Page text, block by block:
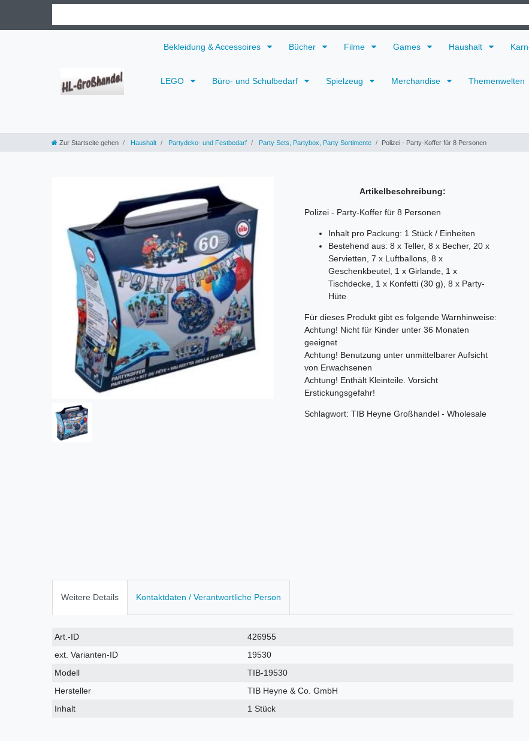
Bekleidung & Accessoires Bücher Filme Games Haushalt
LEGO Büro- und Schulbedarf Spielzeug Merchandise Themenwelten
Zur Startseite gehen Haushalt Partydeko- und Festbedarf Party Sets, Partybox, Party Sortimente Polizei - Party-Koffer für 8 Personen
Artikelbeschreibung:
Polizei - Party-Koffer für 8 Personen
Inhalt pro Packung: 1 Stück / Einheiten
Bestehend aus: 8 x Teller, 8 x Becher, 20 x
Servietten, 7 x Luftballons, 8 x
Geschenkbeutel, 1 x Girlande, 1 x
Tischdecke, 1 x Konfetti (30 g), 8 x Party-
Hüte
Für dieses Produkt gibt es folgende Warnhinweise:
Achtung! Nicht für Kinder unter 36 Monaten
geeignet
Achtung! Benutzung unter unmittelbarer Aufsicht
von Erwachsenen
Achtung! Enthält Kleinteile. Vorsicht
Erstickungsgefahr!
Schlagwort: TIB Heyne Großhandel - Wholesale
Weitere Details Kontaktdaten / Verantwortliche Person
Technisches
Merkmal
Wert
Art.-ID
426955
ext. Varianten-ID
19530
Modell
TIB-19530
Hersteller
TIB Heyne & Co. GmbH
Inhalt
1 Stück